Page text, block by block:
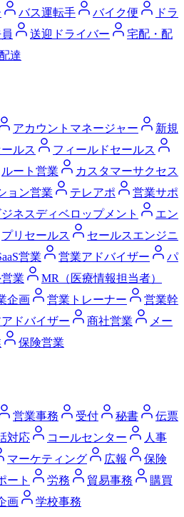
バス運転手 バイク便
ドラ
送迎ドライバー
宅配・配
達
アカウントマネージャー
新規
ルス
フィールドセールス
ルート営業
カスタマーサクセス
ョン営業 テレアポ
営業サポ
ジネスディベロップメント
エン
プリセールス
セールスエンジニ
営業 営業アドバイザー
パ
業
MR（医療情報担当者）
企画 営業トレーナー
営業幹
ドバイザー 商社営業
メー
保険営業
営業事務 受付 秘書
伝票
対応 コールセンター
人事
マーケティング 広報
保険
ート 労務 貿易事務
購買
画 学校事務